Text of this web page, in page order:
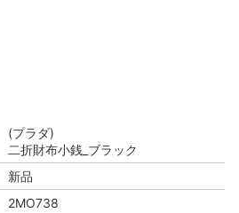
(プラダ)
二折財布小銭_ブラック
新品
2MO738